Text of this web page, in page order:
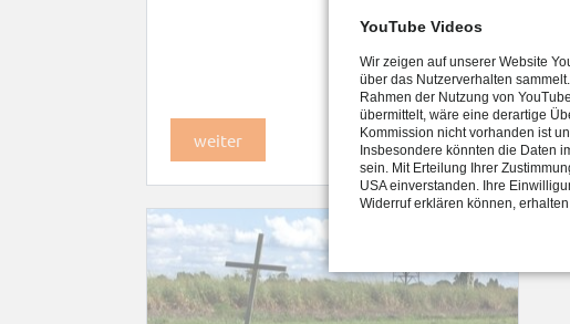
weiter
YouTube Videos
Wir zeigen auf unserer Website
über das Nutzerverhalten
Rahmen der Nutzung von
übermittelt, wäre eine derartige
Kommission nicht vorhanden ist
Insbesondere könnten die Daten
sein. Mit Erteilung Ihrer
USA einverstanden. Ihre
Widerruf erklären können,